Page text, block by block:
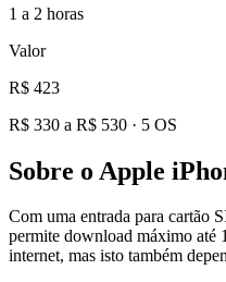
1 a 2 horas
Valor
R$ 423
R$ 330 a R$ 530 · 5 OS
Sobre o Apple
Com uma entrada para cartão
permite download máximo até
internet, mas isto também